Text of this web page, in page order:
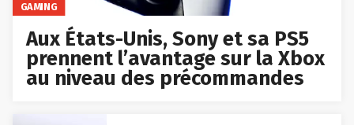
GAMING
Aux États-Unis, Sony et sa PS5
prennent l’avantage sur la Xbox
au niveau des précommandes